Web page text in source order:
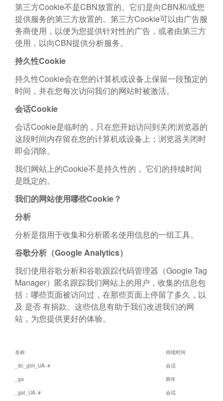
第三方Cookie不是CBN放置的。它们是向CBN和/或您
提供服务的第三方放置的。第三方Cookie可以由广告服
务商使用，以便为您提供针对性的广告，或者由第三方
使用，以向CBN提供分析服务。
持久性Cookie
持久性Cookie会在您的计算机或设备上保留一段预定的
时间，并在您每次访问我们的网站时被激活。
会话Cookie
会话Cookie是临时的，只在您开始访问到关闭浏览器的
这段时间内存留在您的计算机或设备上；浏览器关闭时
即会消除。
我们网站上的Cookie不是持久性的， 它们的持续时间
是既定的。
我们的网站使用哪些Cookie？
分析
分析是指用于收集和分析匿名使用信息的一组工具。
谷歌分析（Google Analytics）
我们使用谷歌分析和谷歌跟踪代码管理器（Google Tag
Manager）匿名跟踪我们网站上的用户，收集的信息包
括：哪些页面被访问过，在那些页面上停留了多久，以
及 是否 有捐款。这些信息有助于我们改进我们的网
站，为您提供更好的体验。
名称
持续时间
_dc_gtm_UA-＃
会话
_ga
两年
_gat_UA-＃
会话